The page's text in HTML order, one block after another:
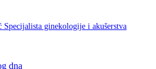
ginekologije i akušerstva